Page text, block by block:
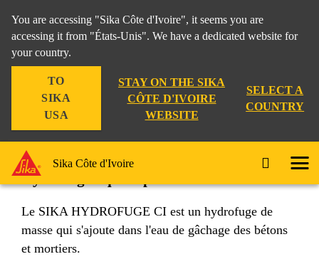
You are accessing "Sika Côte d'Ivoire", it seems you are
accessing it from "États-Unis". We have a dedicated website for
your country.
TO
SIKA
USA
STAY ON THE SIKA
CÔTE D'IVOIRE
WEBSITE
SELECT A
COUNTRY
Sika Côte d'Ivoire
Sika Hydrofuge ci
Hydrofuge liquide pour mortiers et bétons.
Le SIKA HYDROFUGE CI est un hydrofuge de
masse qui s'ajoute dans l'eau de gâchage des bétons
et mortiers.